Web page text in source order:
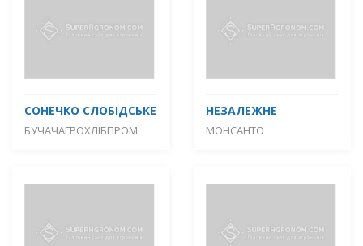
СОНЕЧКО СЛОБІДСЬКЕ
БУЧАЧАГРОХЛІБПРОМ
НЕЗАЛЕЖНЕ
МОНСАНТО